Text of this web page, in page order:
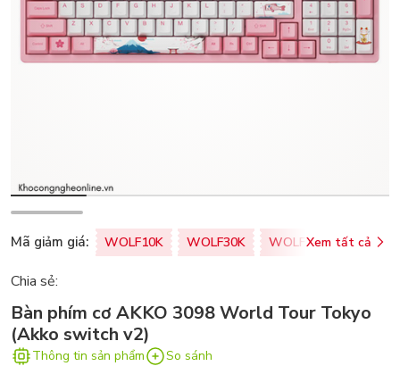
Mã giảm giá: WOLF10K WOLF30K WOLF50KXem tất cả
Chia sẻ:
Bàn phím cơ AKKO 3098 World Tour Tokyo
(Akko switch v2)
Thông tin sản phẩm So sánh